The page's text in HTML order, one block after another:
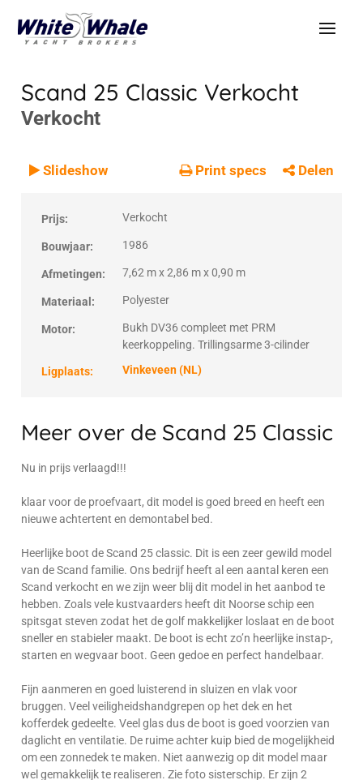
Scand 25 Classic Verkocht
Verkocht
VERKOCHT
Verkocht
Slideshow Print specs Delen
Prijs: Verkocht
Bouwjaar: 1986
Afmetingen: 7,62 m x 2,86 m x 0,90 m
Materiaal: Polyester
Motor:
Bukh DV36 compleet met PRM
keerkoppeling. Trillingsarme 3-cilinder
Ligplaats: Vinkeveen (NL)
Meer over de Scand 25 Classic
Nu in prijs verlaagd!!!
klaar voor de proefvaart, dit model is goed breed en heeft een
nieuwe achtertent en demontabel bed.
Heerlijke boot de Scand 25 classic. Dit is een zeer gewild model
van de Scand familie. Ons bedrijf heeft al een aantal keren een
Scand verkocht en we zijn weer blij dit model in het aanbod te
hebben. Zoals vele kustvaarders heeft dit Noorse schip een
spitsgat steven zodat het de golf makkelijker loslaat en de boot
sneller en stabieler maakt. De boot is echt zo’n heerlijke instap-,
starten en wegvaar boot. Geen gedoe en perfect handelbaar.
Fijn aanmeren en goed luisterend in sluizen en vlak voor
bruggen. Veel veiligheidshandgrepen op het dek en het
kofferdek gedeelte. Veel glas dus de boot is goed voorzien van
daglicht en ventilatie. De ruime achter kuip bied de mogelijkheid
om een zonnedek te maken. Niet aanwezig op dit model maar
wel gemakkelijk te realiseren. Zie foto sisterschip. Er zijn 2